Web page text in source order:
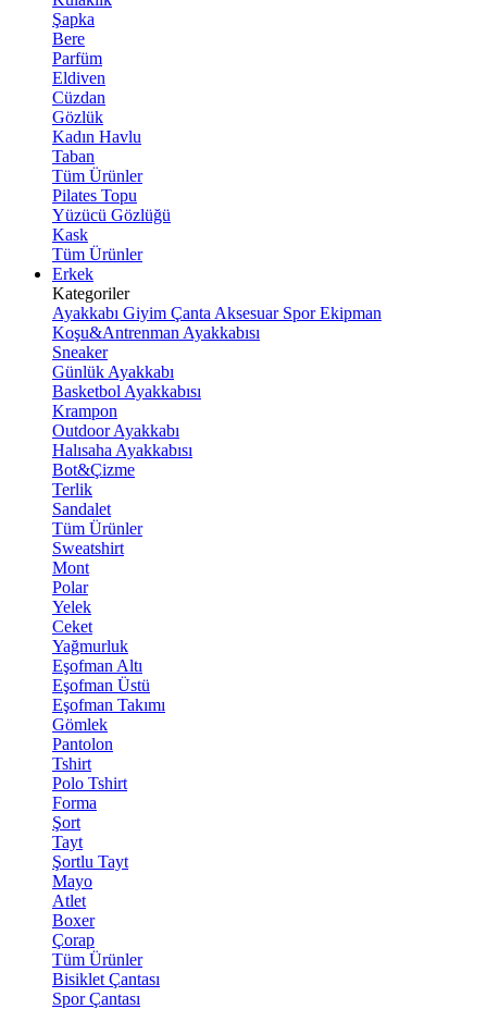
Şapka
Bere
Parfüm
Eldiven
Cüzdan
Gözlük
Kadın Havlu
Taban
Tüm Ürünler
Pilates Topu
Yüzücü Gözlüğü
Kask
Tüm Ürünler
Erkek
Kategoriler
Ayakkabı Giyim Çanta Aksesuar Spor Ekipman
Koşu&Antrenman Ayakkabısı
Sneaker
Günlük Ayakkabı
Basketbol Ayakkabısı
Krampon
Outdoor Ayakkabı
Halısaha Ayakkabısı
Bot&Çizme
Terlik
Sandalet
Tüm Ürünler
Sweatshirt
Mont
Polar
Yelek
Ceket
Yağmurluk
Eşofman Altı
Eşofman Üstü
Eşofman Takımı
Gömlek
Pantolon
Tshirt
Polo Tshirt
Forma
Şort
Tayt
Şortlu Tayt
Mayo
Atlet
Boxer
Çorap
Tüm Ürünler
Bisiklet Çantası
Spor Çantası